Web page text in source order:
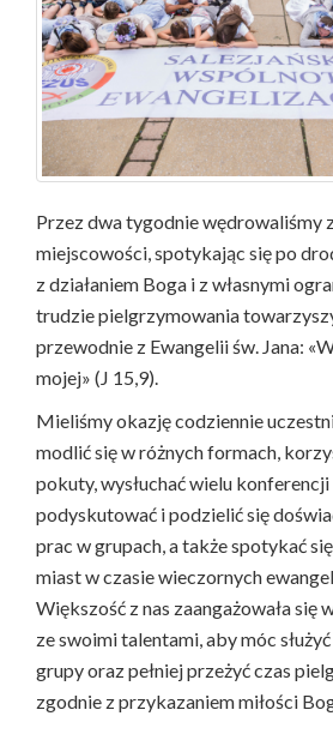
Przez dwa tygodnie wędrowaliśmy
miejscowości, spotykając się po
z działaniem Boga i z własnymi
trudzie pielgrzymowania
przewodnie z Ewangelii św. Jana:
mojej» (J 15,9).
Mieliśmy okazję codziennie
modlić się w różnych formach,
pokuty, wysłuchać wielu
podyskutować i podzielić się
prac w grupach, a także spotykać
miast w czasie wieczornych
Większość z nas zaangażowała się
ze swoimi talentami, aby móc
grupy oraz pełniej przeżyć czas
zgodnie z przykazaniem miłości